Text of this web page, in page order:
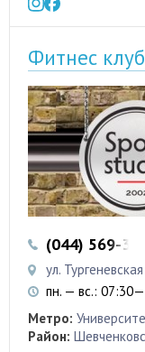
Фитнес
(044) 569-
ул.
пн. — вс.:
Метро:
Район: